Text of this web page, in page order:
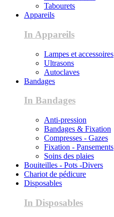
Tabourets
Appareils
In Appareils
Lampes et accessoires
Ultrasons
Autoclaves
Bandages
In Bandages
Anti-pression
Bandages & Fixation
Compresses - Gazes
Fixation - Pansements
Soins des plaies
Bouiteilles - Pots -Divers
Chariot de pédicure
Disposables
In Disposables